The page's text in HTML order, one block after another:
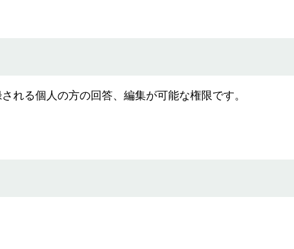
れる個人の方の回答、編集が可能な権限です。